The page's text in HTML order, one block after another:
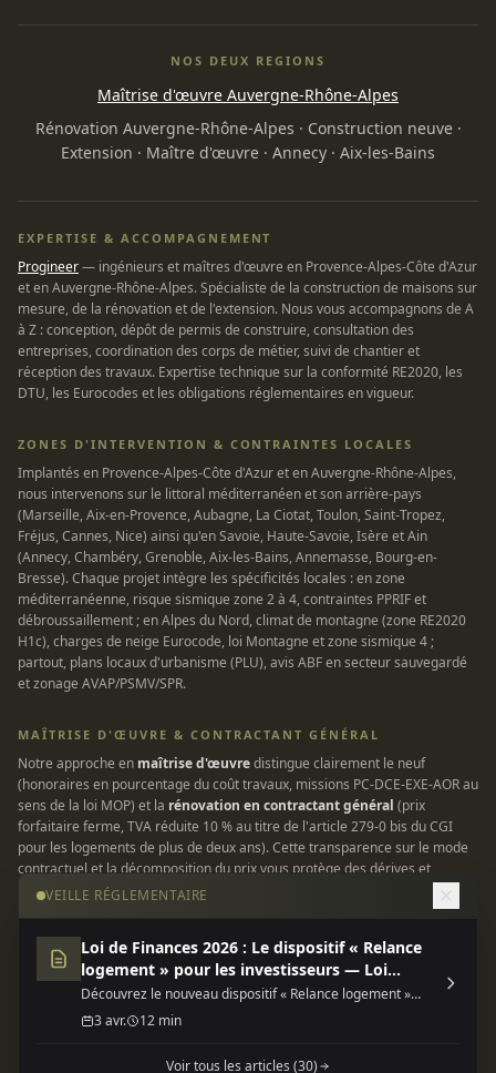
NOS DEUX REGIONS
Maîtrise d'œuvre Auvergne-Rhône-Alpes
Rénovation Auvergne-Rhône-Alpes · Construction neuve·
Extension · Maître d'œuvre · Annecy · Aix-les-Bains
EXPERTISE & ACCOMPAGNEMENT
Progineer— ingénieurs et maîtres d'œuvre en Provence-Alpes-Côte d'Azur
et en Auvergne-Rhône-Alpes. Spécialiste de la construction de maisons sur
mesure, de la rénovation et de l'extension. Nous vous accompagnons de A
à Z : conception, dépôt de permis de construire, consultation des
entreprises, coordination des corps de métier, suivi de chantier et
réception des travaux. Expertise technique sur la conformité RE2020, les
DTU, les Eurocodes et les obligations réglementaires en vigueur.
ZONES D'INTERVENTION & CONTRAINTES LOCALES
Implantés en Provence-Alpes-Côte d'Azur et en Auvergne-Rhône-Alpes,
nous intervenons sur le littoral méditerranéen et son arrière-pays
(Marseille, Aix-en-Provence, Aubagne, La Ciotat, Toulon, Saint-Tropez,
Fréjus, Cannes, Nice) ainsi qu'en Savoie, Haute-Savoie, Isère et Ain
(Annecy, Chambéry, Grenoble, Aix-les-Bains, Annemasse, Bourg-en-
Bresse). Chaque projet intègre les spécificités locales : en zone
méditerranéenne, risque sismique zone 2 à 4, contraintes PPRIF et
débroussaillement ; en Alpes du Nord, climat de montagne (zone RE2020
H1c), charges de neige Eurocode, loi Montagne et zone sismique 4 ;
partout, plans locaux d'urbanisme (PLU), avis ABF en secteur sauvegardé
et zonage AVAP/PSMV/SPR.
MAÎTRISE D'ŒUVRE & CONTRACTANT GÉNÉRAL
Notre approche en maîtrise d'œuvredistingue clairement le neuf
(honoraires en pourcentage du coût travaux, missions PC-DCE-EXE-AOR au
sens de la loi MOP) et la rénovation en contractant général (prix
forfaitaire ferme, TVA réduite 10 % au titre de l'article 279-0 bis du CGI
pour les logements de plus de deux ans). Cette transparence sur le mode
contractuel et la décomposition du prix vous protège des dérives et
garantit une enveloppe maîtrisée. Tous nos chantiers sont couverts par
INFORMATIONS LÉGALES
SIRET 935 185 785 00018 — TVA intracommunautaire FR 80 935 185 785
— Siège social 229 rue Saint-Honoré, 75001 Paris — Contact
VEILLE RÉGLEMENTAIRE
Loi de Finances 2026 : Le dispositif « Relance
logement » pour les investisseurs — Loi
finances 2026 dispositif relance
Découvrez le nouveau dispositif « Relance logement »
(Jeanbrun) de la Loi de Finances 2026, une opportunité
fiscale majeure pour l'investissement locatif neuf ou
3 avr. 12 min
Voir tous les articles (30)